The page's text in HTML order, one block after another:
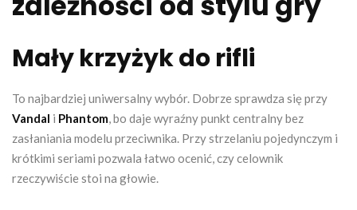
Mały krzyżyk do rifli
To najbardziej uniwersalny wybór. Dobrze sprawdza się przy
Vandal i Phantom , bo daje wyraźny punkt centralny bez
zasłaniania modelu przeciwnika. Przy strzelaniu pojedynczym i
krótkimi seriami pozwala łatwo ocenić, czy celownik
rzeczywiście stoi na głowie.